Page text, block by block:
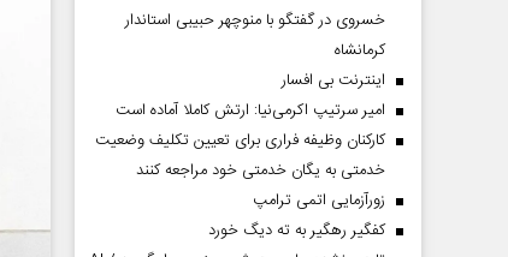
خسروی در گفتگو با منوچهر حبیبی استاندار
کرمانشاه
اینترنت بی افسار
امیر سرتیپ اکرمی‌نیا: ارتش کاملا آماده است
کارکنان وظیفه فراری برای تعیین تکلیف وضعیت
خدمتی به یگان خدمتی خود مراجعه کنند
زورآزمایی اتمی ترامپ
کفگیر رهگیر به ته دیگ خورد